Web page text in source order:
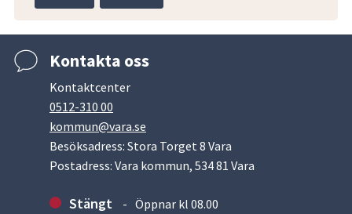
Kontakta oss
Kontaktcenter
0512-310 00
kommun@vara.se
Besöksadress: Stora Torget 8 Vara
Postadress: Vara kommun, 534 81 Vara
Stängt Öppnar kl 08.00